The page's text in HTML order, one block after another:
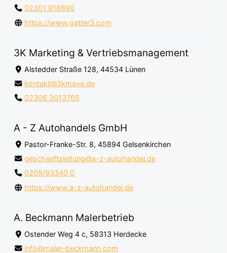
02301 918890
https://www.gatter3.com
3K Marketing & Vertriebsmanagement
Alstedder Straße 128, 44534 Lünen
kontakt@3kmave.de
02306 3013765
A - Z Autohandels GmbH
Pastor-Franke-Str. 8, 45894 Gelsenkirchen
geschaeftsleitung@a-z-autohandel.de
0209/93340 0
https://www.a-z-autohandel.de
A. Beckmann Malerbetrieb
Ostender Weg 4 c, 58313 Herdecke
info@maler-beckmann.com